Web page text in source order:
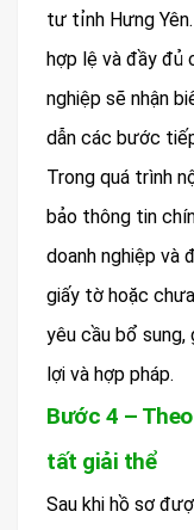
tư tỉnh Hưng
hợp lệ và đầy đủ
nghiệp sẽ nhận
dẫn các bước
Trong quá trình
bảo thông tin
doanh nghiệp và
giấy tờ hoặc
yêu cầu bổ sung,
lợi và hợp pháp.
Bước 4 –
tất giải thể
Sau khi hồ sơ